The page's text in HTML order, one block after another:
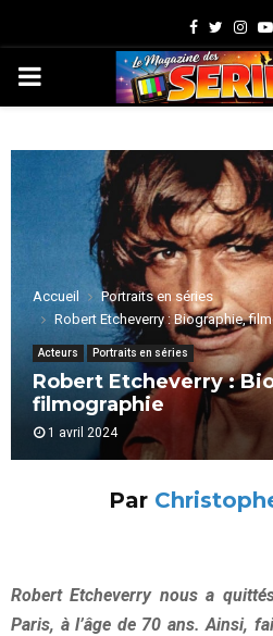
Facebook
Twitter
PRIMARY
Accueil
Portraits en séries
Robert Etcheverry : Biographie,
Acteurs Portraits en séries
Robert Etcheverry :
filmographie
1 avril 2024
Par
Robert Etcheverry nous a
Paris, à l’âge de 70 ans. Ainsi,